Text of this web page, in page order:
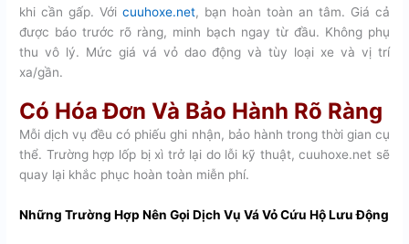
khi cần gấp. Vớicuuhoxe.net, bạn hoàn toàn an tâm. Giá cả
được báo trước rõ ràng, minh bạch ngay từ đầu. Không phụ
thu vô lý. Mức giá vá vỏ dao động và tùy loại xe và vị trí
xa/gần.
Có Hóa Đơn Và Bảo Hành Rõ Ràng
Mỗi dịch vụ đều có phiếu ghi nhận, bảo hành trong thời gian cụ
thể. Trường hợp lốp bị xì trở lại do lỗi kỹ thuật, cuuhoxe.net sẽ
quay lại khắc phục hoàn toàn miễn phí.
Những Trường Hợp Nên Gọi Dịch Vụ Vá Vỏ Cứu Hộ Lưu Động